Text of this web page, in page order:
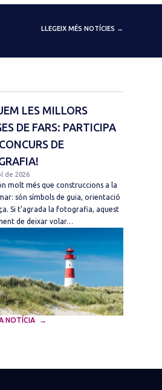
LLEGEIX MÉS NOTÍCIES →
LES MILLORS
DE FARS: PARTICIPA
DE
de 2026
molt més que construccions a la
són símbols de guia, orientació
Si t’agrada la fotografia, aquest
de deixar volar…
NOTÍCIA